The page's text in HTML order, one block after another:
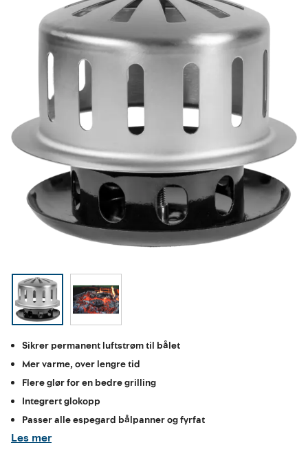
Sikrer permanent luftstrøm til bålet
Mer varme, over lengre tid
Flere glør for en bedre grilling
Integrert glokopp
Passer alle espegard bålpanner og fyrfat
Les mer